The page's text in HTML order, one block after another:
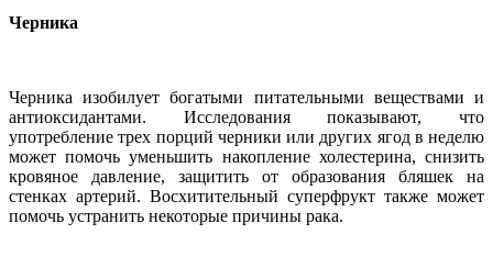
Черника
Черника изобилует богатыми питательными веществами и
антиоксидантами. Исследования показывают, что
употребление трех порций черники или других ягод в неделю
может помочь уменьшить накопление холестерина, снизить
кровяное давление, защитить от образования бляшек на
стенках артерий. Восхитительный суперфрукт также может
помочь устранить некоторые причины рака.